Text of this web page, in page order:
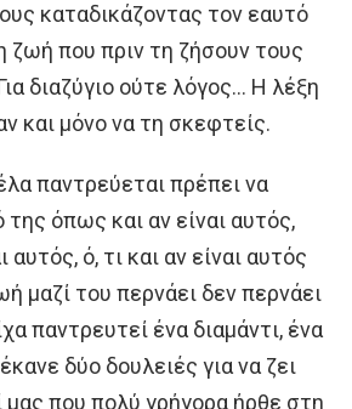
καταδικάζοντας τον εαυτό
ζωή που πριν τη ζήσουν τους
διαζύγιο ούτε λόγος… Η λέξη
και μόνο να τη σκεφτείς.
παντρεύεται πρέπει να
της όπως και αν είναι αυτός,
αυτός, ό, τι και αν είναι αυτός
μαζί του περνάει δεν περνάει
παντρευτεί ένα διαμάντι, ένα
δύο δουλειές για να ζει
μας που πολύ γρήγορα ήρθε στη